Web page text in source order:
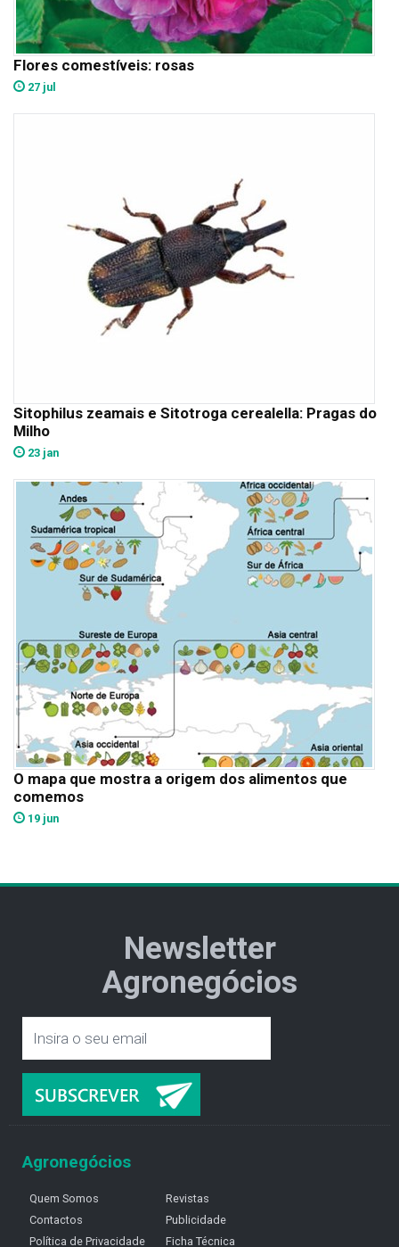
Flores comestíveis: rosas
27 jul
Sitophilus zeamais e Sitotroga cerealella: Pragas do
Milho
23 jan
O mapa que mostra a origem dos alimentos que
comemos
19 jun
Newsletter
Agronegócios
Agronegócios
Quem Somos
Contactos
Política de Privacidade
Revistas
Publicidade
Ficha Técnica